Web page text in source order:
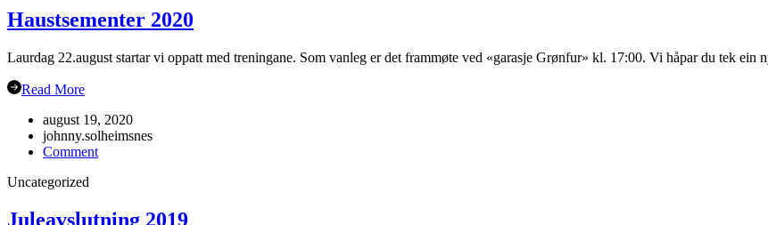
19.sept
Haustsementer 2020
Laurdag 22.august startar vi oppatt med treningane. Som vanleg er det frammøte ved «garasje Grønfur» kl. 17:00. Vi håpar du tek
Read More
august 19, 2020
johnny.solheimsnes
Commenton
Uncategorized
Juleavslutning 2019